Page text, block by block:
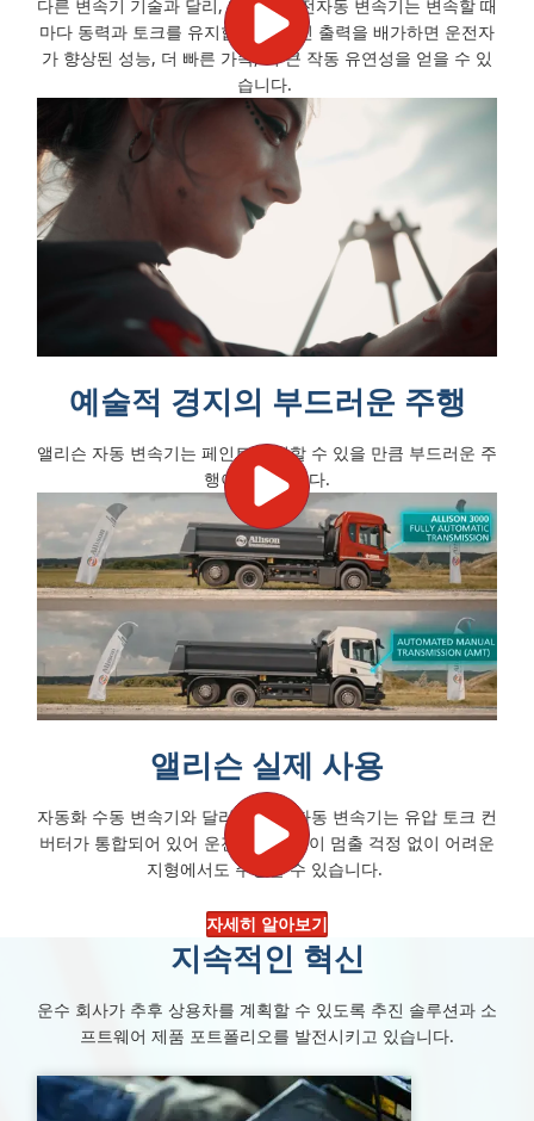
다른 변속기 기술과 달리, 앨리슨의 전자동 변속기는 변속할 때
마다 동력과 토크를 유지합니다.엔진 출력을 배가하면 운전자
가 향상된 성능, 더 빠른 가속, 더 큰 작동 유연성을 얻을 수 있
습니다.
예술적 경지의 부드러운 주행
앨리슨 자동 변속기는 페인트를 칠할 수 있을 만큼 부드러운 주
행이 가능합니다.
앨리슨 실제 사용
자동화 수동 변속기와 달리 앨리슨 자동 변속기는 유압 토크 컨
버터가 통합되어 있어 운전자가 차량이 멈출 걱정 없이 어려운
지형에서도 주행할 수 있습니다.
자세히 알아보기
지속적인 혁신
운수 회사가 추후 상용차를 계획할 수 있도록 추진 솔루션과 소
프트웨어 제품 포트폴리오를 발전시키고 있습니다.